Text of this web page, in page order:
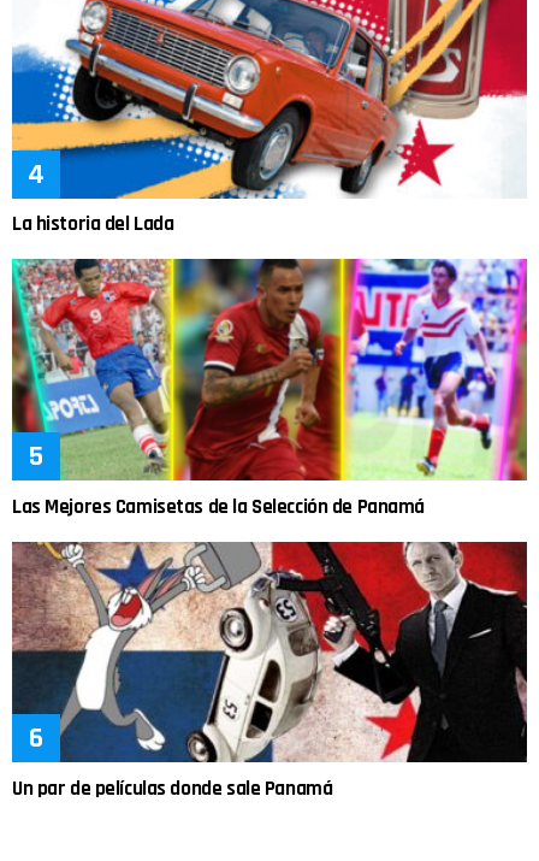
La historia del Lada
Las Mejores Camisetas de la Selección de Panamá
Un par de películas donde sale Panamá